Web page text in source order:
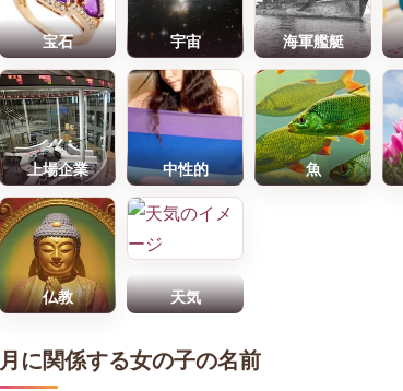
宝石 宇宙 海軍艦艇
上場企業 中性的 魚
仏教 天気
月に関係する女の子の名前